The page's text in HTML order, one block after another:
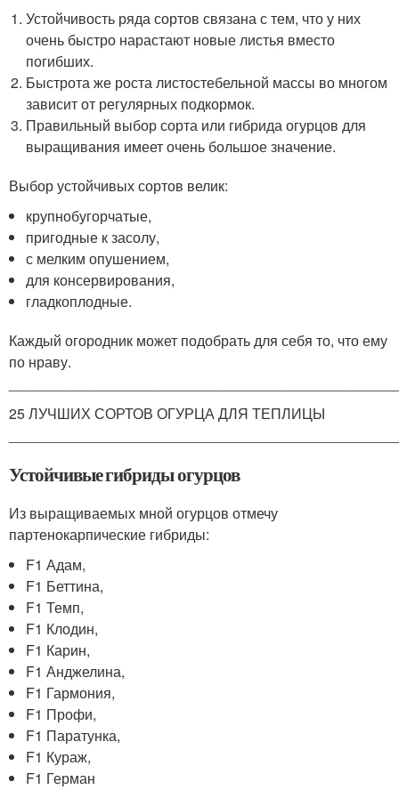
Устойчивость ряда сортов связана с тем, что у них
очень быстро нарастают новые листья вместо
погибших.
Быстрота же роста листостебельной массы во многом
зависит от регулярных подкормок.
Правильный выбор сорта или гибрида огурцов для
выращивания имеет очень большое значение.
Выбор устойчивых сортов велик:
крупнобугорчатые,
пригодные к засолу,
с мелким опушением,
для консервирования,
гладкоплодные.
Каждый огородник может подобрать для себя то, что ему
по нраву.
25 ЛУЧШИХ СОРТОВ ОГУРЦА ДЛЯ ТЕПЛИЦЫ
Устойчивые гибриды огурцов
Из выращиваемых мной огурцов отмечу
партенокарпические гибриды:
F1 Адам,
F1 Беттина,
F1 Темп,
F1 Клодин,
F1 Карин,
F1 Анджелина,
F1 Гармония,
F1 Профи,
F1 Паратунка,
F1 Кураж,
F1 Герман